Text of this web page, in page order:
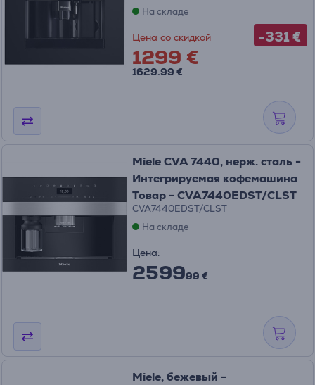
-331 €
На складе
Цена со скидкой
1299 €
1629.99 €
Miele CVA 7440, нерж. сталь -
Интегрируемая кофемашина
Товар - CVA7440EDST/CLST
CVA7440EDST/CLST
На складе
Цена:
259999 €
Miele, бежевый -